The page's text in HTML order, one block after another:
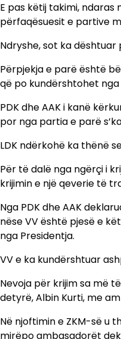
E pas këtij takimi,
përfaqësuesit e partive
Ndryshe, sot ka dështuar
Përpjekja e parë është
që po kundërshtohet
PDK dhe AAK i kanë
por nga partia e parë
LDK ndërkohë ka thënë
Për të dalë nga ngërçi i
krijimin e një qeverie të
Nga PDK dhe AAK
nëse VV është pjesë e
nga Presidentja.
VV e ka kundërshtuar
Nevoja për krijim sa më
detyrë, Albin Kurti, me
Në njoftimin e ZKM-së u
mirëpo ambasadorët